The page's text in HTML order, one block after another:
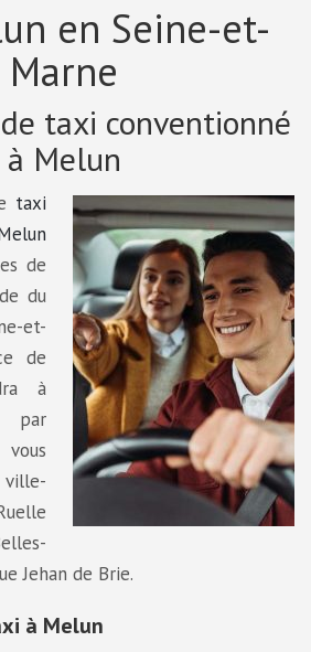
en Seine-et-
Marne
taxi conventionné
à Melun
taxi
de
du
et-
de
à
par
Jehan de Brie.
à Melun